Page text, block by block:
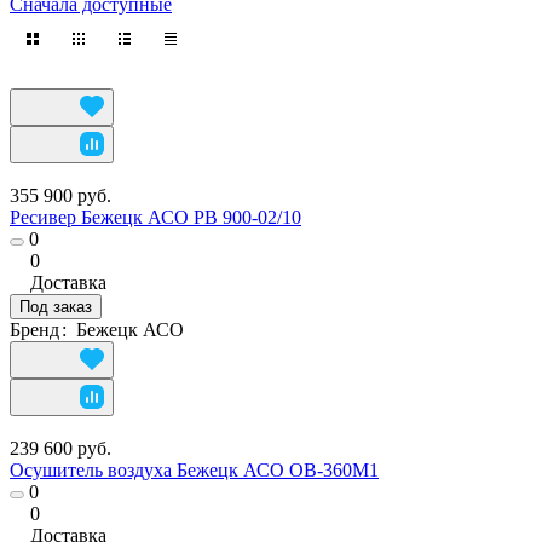
Сначала доступные
355 900 руб.
Ресивер Бежецк АСО РВ 900-02/10
0
0
Доставка
Под заказ
Бренд: Бежецк АСО
239 600 руб.
Осушитель воздуха Бежецк АСО ОВ-360М1
0
0
Доставка